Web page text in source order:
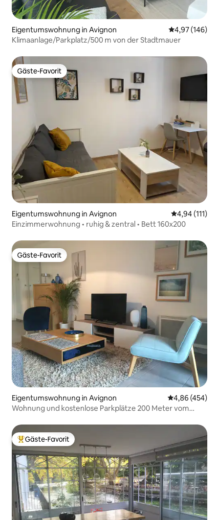
Eigentumswohnung in Avignon
4,97 (146)
Klimaanlage/Parkplatz/500 m von der Stadtmauer
Gäste-Favorit
Gäste-Favorit
Eigentumswohnung in Avignon
4,94 (111)
Einzimmerwohnung • ruhig & zentral • Bett 160x200
Gäste-Favorit
Gäste-Favorit
Eigentumswohnung in Avignon
4,86 (454)
Wohnung und kostenlose Parkplätze 200 Meter vom
Beliebter Gäste-Favorit.
Gäste-Favorit